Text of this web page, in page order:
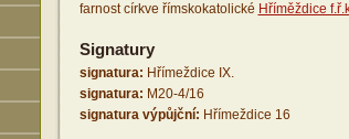
farnost církve římskokatolické Hříměždice
Signatury
signatura: Hřímeždice IX.
signatura: M20-4/16
signatura výpůjční: Hřímeždice 16